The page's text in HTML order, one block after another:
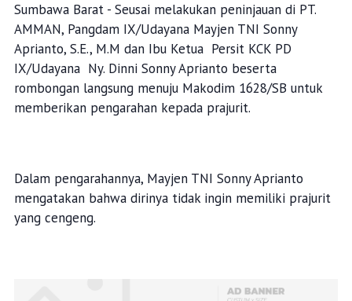
Sumbawa Barat - Seusai melakukan peninjauan di PT.
AMMAN, Pangdam IX/Udayana Mayjen TNI Sonny
Aprianto, S.E., M.M dan Ibu Ketua Persit KCK PD
IX/Udayana Ny. Dinni Sonny Aprianto beserta
rombongan langsung menuju Makodim 1628/SB untuk
memberikan pengarahan kepada prajurit.
Dalam pengarahannya, Mayjen TNI Sonny Aprianto
mengatakan bahwa dirinya tidak ingin memiliki prajurit
yang cengeng.